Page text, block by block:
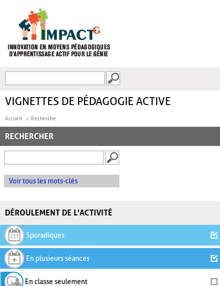
FORMULAIRE DE
VIGNETTES DE PÉDAGOGIE ACTIVE
Accueil Recherche
RECHERCHER
Voir tous les mots-clés
DÉROULEMENT DE L'ACTIVITÉ
Sporadiques
En plusieurs séances
En classe seulement